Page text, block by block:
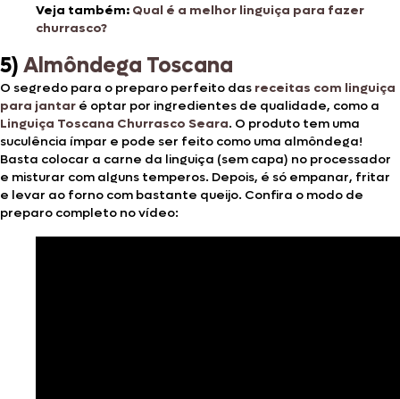
Veja também: Qual é a melhor linguiça para fazer
churrasco?
5)Almôndega Toscana
O segredo para o preparo perfeito das receitas com linguiça
para jantar é optar por ingredientes de qualidade, como a
Linguiça Toscana Churrasco Seara. O produto tem uma
suculência ímpar e pode ser feito como uma almôndega!
Basta colocar a carne da linguiça (sem capa) no processador
e misturar com alguns temperos. Depois, é só empanar, fritar
e levar ao forno com bastante queijo. Confira o modo de
preparo completo no vídeo: